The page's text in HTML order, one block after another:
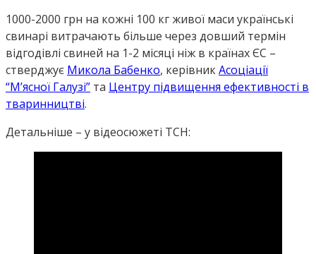
1000-2000 грн на кожні 100 кг живої маси українські
свинарі витрачають більше через довший термін
відгодівлі свиней на 1-2 місяці ніж в країнах ЄС –
стверджує Микола Бабенко, керівникАсоціації
“М’ясної Галузі” та Центру підвищення ефективності в
тваринництві.
Детальніше – у відеосюжеті ТСН: